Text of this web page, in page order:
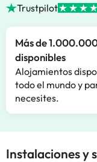
Trustpilot
Más de
disponibles
Alojamientos
todo el mundo y
necesites.
Instalaciones y